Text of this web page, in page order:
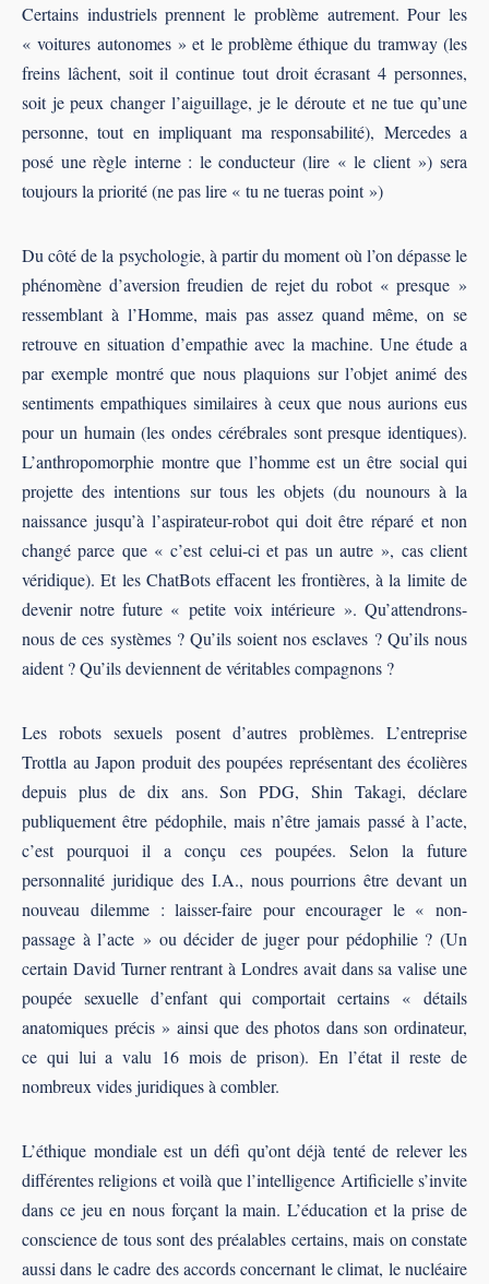
Certains industriels prennent le problème autrement. Pour les
« voitures autonomes » et le problème éthique du tramway (les
freins lâchent, soit il continue tout droit écrasant 4 personnes,
soit je peux changer l’aiguillage, je le déroute et ne tue qu’une
personne, tout en impliquant ma responsabilité), Mercedes a
posé une règle interne : le conducteur (lire « le client ») sera
toujours la priorité (ne pas lire « tu ne tueras point »)
Du côté de la psychologie, à partir du moment où l’on dépasse le
phénomène d’aversion freudien de rejet du robot « presque »
ressemblant à l’Homme, mais pas assez quand même, on se
retrouve en situation d’empathie avec la machine. Une étude a
par exemple montré que nous plaquions sur l’objet animé des
sentiments empathiques similaires à ceux que nous aurions eus
pour un humain (les ondes cérébrales sont presque identiques).
L’anthropomorphie montre que l’homme est un être social qui
projette des intentions sur tous les objets (du nounours à la
naissance jusqu’à l’aspirateur-robot qui doit être réparé et non
changé parce que « c’est celui-ci et pas un autre », cas client
véridique). Et les ChatBots effacent les frontières, à la limite de
devenir notre future « petite voix intérieure ». Qu’attendrons-
nous de ces systèmes ? Qu’ils soient nos esclaves ? Qu’ils nous
aident ? Qu’ils deviennent de véritables compagnons ?
Les robots sexuels posent d’autres problèmes. L’entreprise
Trottla au Japon produit des poupées représentant des écolières
depuis plus de dix ans. Son PDG, Shin Takagi, déclare
publiquement être pédophile, mais n’être jamais passé à l’acte,
c’est pourquoi il a conçu ces poupées. Selon la future
personnalité juridique des I.A., nous pourrions être devant un
nouveau dilemme : laisser-faire pour encourager le « non-
passage à l’acte » ou décider de juger pour pédophilie ? (Un
certain David Turner rentrant à Londres avait dans sa valise une
poupée sexuelle d’enfant qui comportait certains « détails
anatomiques précis » ainsi que des photos dans son ordinateur,
ce qui lui a valu 16 mois de prison). En l’état il reste de
nombreux vides juridiques à combler.
L’éthique mondiale est un défi qu’ont déjà tenté de relever les
différentes religions et voilà que l’intelligence Artificielle s’invite
dans ce jeu en nous forçant la main. L’éducation et la prise de
conscience de tous sont des préalables certains, mais on constate
aussi dans le cadre des accords concernant le climat, le nucléaire